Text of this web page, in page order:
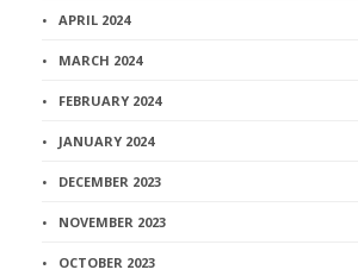
APRIL 2024
MARCH 2024
FEBRUARY 2024
JANUARY 2024
DECEMBER 2023
NOVEMBER 2023
OCTOBER 2023